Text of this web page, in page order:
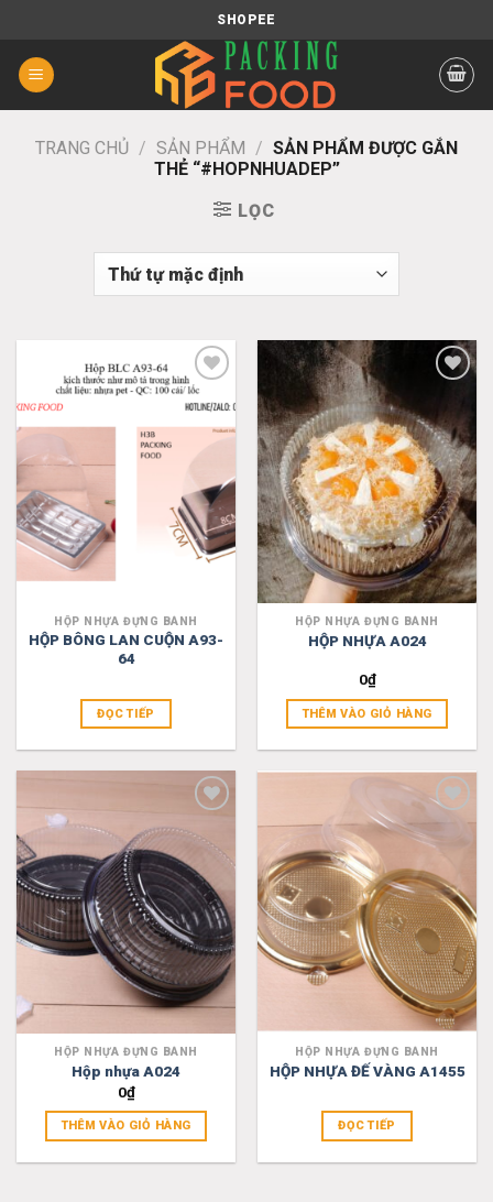
nội
dung
SHOPEE
TRANG CHỦ / SẢN PHẨM / SẢN PHẨM ĐƯỢC GẮN
THẺ “#HOPNHUADEP”
LỌC
Add
to
wishlist
HỘP NHỰA ĐỰNG BÁNH
HỘP BÔNG LAN CUỘN A93-
64
ĐỌC TIẾP
wishlist
HỘP NHỰA ĐỰNG BÁNH
HỘP NHỰA A024
0₫
THÊM VÀO GIỎ HÀNG
to
wishlist
HỘP NHỰA ĐỰNG BÁNH
Hộp nhựa A024
0₫
THÊM VÀO GIỎ HÀNG
Add
wishlist
HỘP NHỰA ĐỰNG BÁNH
HỘP NHỰA ĐẾ VÀNG A1455
ĐỌC TIẾP